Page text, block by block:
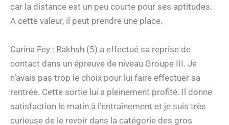
car la distance est un peu courte pour ses aptitudes.
A cette valeur, il peut prendre une place.
Carina Fey : Rakhsh (5) a effectué sa reprise de
contact dans un épreuve de niveau Groupe III. Je
n’avais pas trop le choix pour lui faire effectuer sa
rentrée. Cette sortie lui a pleinement profité. Il donne
satisfaction le matin à l’entraînement et je suis très
curieuse de le revoir dans la catégorie des gros